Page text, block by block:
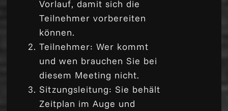
Vorlauf, damit sich die
Teilnehmer vorbereiten
können.
Teilnehmer: Wer kommt
und wen brauchen Sie bei
diesem Meeting nicht.
Sitzungsleitung: Sie behält
Zeitplan im Auge und